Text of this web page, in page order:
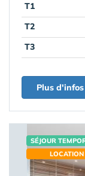
T1
T2
T3
Plus
SÉJOUR
LOCATION